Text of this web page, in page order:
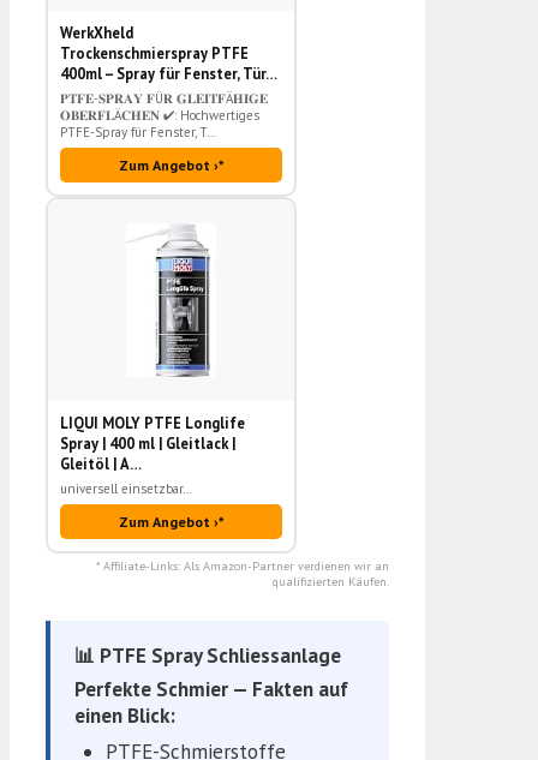
WerkXheld
Trockenschmierspray PTFE
400ml – Spray für Fenster, Tür…
𝐏𝐓𝐅𝐄-𝐒𝐏𝐑𝐀𝐘 𝐅Ü𝐑 𝐆𝐋𝐄𝐈𝐓𝐅Ä𝐇𝐈𝐆𝐄
𝐎𝐁𝐄𝐑𝐅𝐋Ä𝐂𝐇𝐄𝐍 ✔: Hochwertiges
PTFE-Spray für Fenster, T…
Zum Angebot ›*
LIQUI MOLY PTFE Longlife
Spray | 400 ml | Gleitlack |
Gleitöl | A…
universell einsetzbar…
Zum Angebot ›*
* Affiliate-Links: Als Amazon-Partner verdienen wir an
qualifizierten Käufen.
📊 PTFE Spray Schliessanlage
Perfekte Schmier — Fakten auf
einen Blick:
PTFE-Schmierstoffe